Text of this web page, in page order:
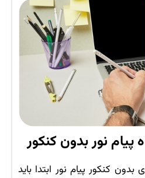
پیام نور بدون کنکور
کنکور پیام نور ابتدا باید